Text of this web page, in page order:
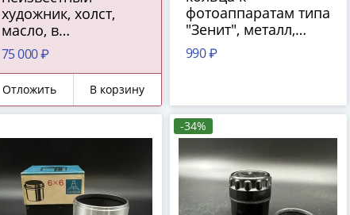
художник, холст,
масло, в
современной раме,
Западная Европа,
1820-1890 гг.
75 000 ₽
Отложить В корзину
фотоаппаратам типа
"Зенит", металл,
Красногорский
механический завод
990 ₽
-34%